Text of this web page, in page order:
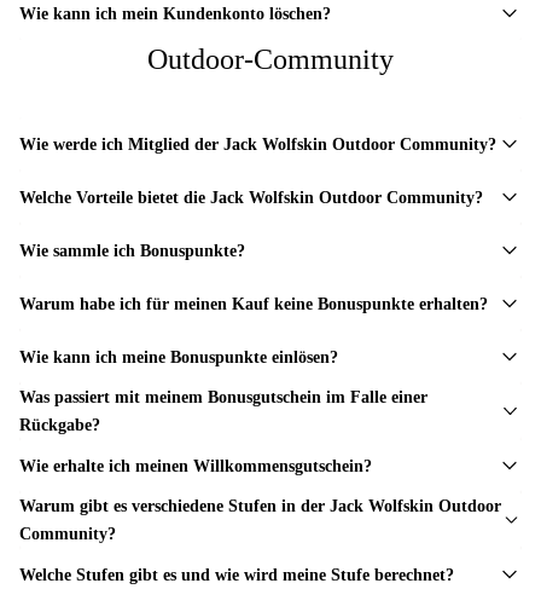
Wie kann ich mein Kundenkonto löschen?
Outdoor-Community
Wie werde ich Mitglied der Jack Wolfskin Outdoor Community?
Welche Vorteile bietet die Jack Wolfskin Outdoor Community?
Wie sammle ich Bonuspunkte?
Warum habe ich für meinen Kauf keine Bonuspunkte erhalten?
Wie kann ich meine Bonuspunkte einlösen?
Was passiert mit meinem Bonusgutschein im Falle einer
Rückgabe?
Wie erhalte ich meinen Willkommensgutschein?
Warum gibt es verschiedene Stufen in der Jack Wolfskin Outdoor
Community?
Welche Stufen gibt es und wie wird meine Stufe berechnet?